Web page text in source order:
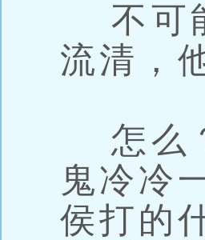
不可
流清，
怎么
鬼冷冷
侯打的